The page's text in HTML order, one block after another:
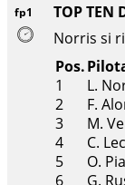
fp1
TOP TEN
Norris si
Pos.
1
L.
2
F.
3
M.
4
C.
5
O.
6
G.